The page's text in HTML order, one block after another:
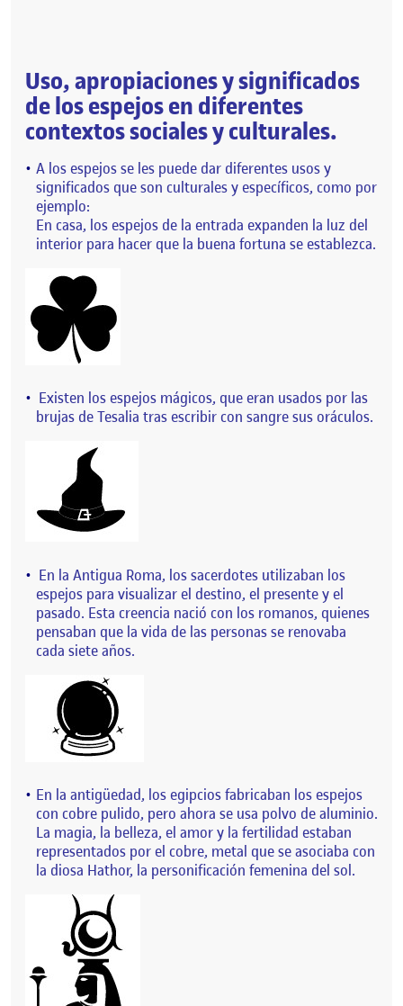
Uso, apropiaciones y significados
de los espejos en diferentes
contextos sociales y culturales.
A los espejos se les puede dar diferentes usos y
significados que son culturales y específicos, como por
ejemplo:
En casa, los espejos de la entrada expanden la luz del
interior para hacer que la buena fortuna se establezca.
Existen los espejos mágicos, que eran usados por las
brujas de Tesalia tras escribir con sangre sus oráculos.
En la Antigua Roma, los sacerdotes utilizaban los
espejos para visualizar el destino, el presente y el
pasado. Esta creencia nació con los romanos, quienes
pensaban que la vida de las personas se renovaba
cada siete años.
En la antigüedad, los egipcios fabricaban los espejos
con cobre pulido, pero ahora se usa polvo de aluminio.
La magia, la belleza, el amor y la fertilidad estaban
representados por el cobre, metal que se asociaba con
la diosa Hathor, la personificación femenina del sol.